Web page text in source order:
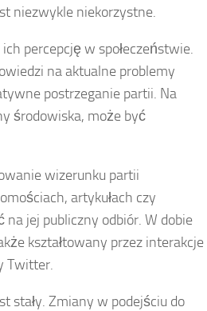
niezwykle niekorzystne.
percepcję w społeczeństwie.
na aktualne problemy
postrzeganie partii. Na
środowiska, może być
wizerunku partii
artykułach czy
jej publiczny odbiór. W dobie
kształtowany przez interakcje
Twitter.
stały. Zmiany w podejściu do